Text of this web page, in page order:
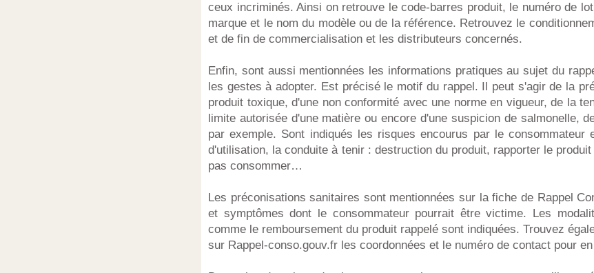
ceux incriminés. Ainsi on retrouve le code-barres produit, le numéro de
marque et le nom du modèle ou de la référence. Retrouvez le
et de fin de commercialisation et les distributeurs concernés.
Enfin, sont aussi mentionnées les informations pratiques au sujet du
les gestes à adopter. Est précisé le motif du rappel. Il peut s'agir de la
produit toxique, d'une non conformité avec une norme en vigueur, de la
limite autorisée d'une matière ou encore d'une suspicion de salmonelle,
par exemple. Sont indiqués les risques encourus par le consommateur
d'utilisation, la conduite à tenir : destruction du produit, rapporter le
pas consommer…
Les préconisations sanitaires sont mentionnées sur la fiche de Rappel
et symptômes dont le consommateur pourrait être victime. Les
comme le remboursement du produit rappelé sont indiquées. Trouvez
sur Rappel-conso.gouv.fr les coordonnées et le numéro de contact pour